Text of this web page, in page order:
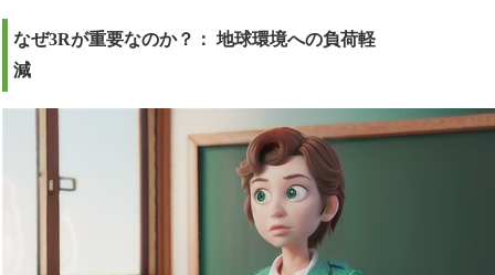
なぜ3Rが重要なのか？： 地球環境への負荷軽
減